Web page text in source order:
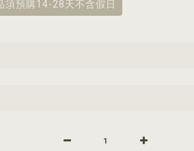
須預購14-28天不含假日